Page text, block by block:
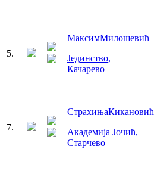
5.
МаксимМилошевић
Јединство,
Качарево
7.
СтрахињаКикановић
Академија Јочић,
Старчево